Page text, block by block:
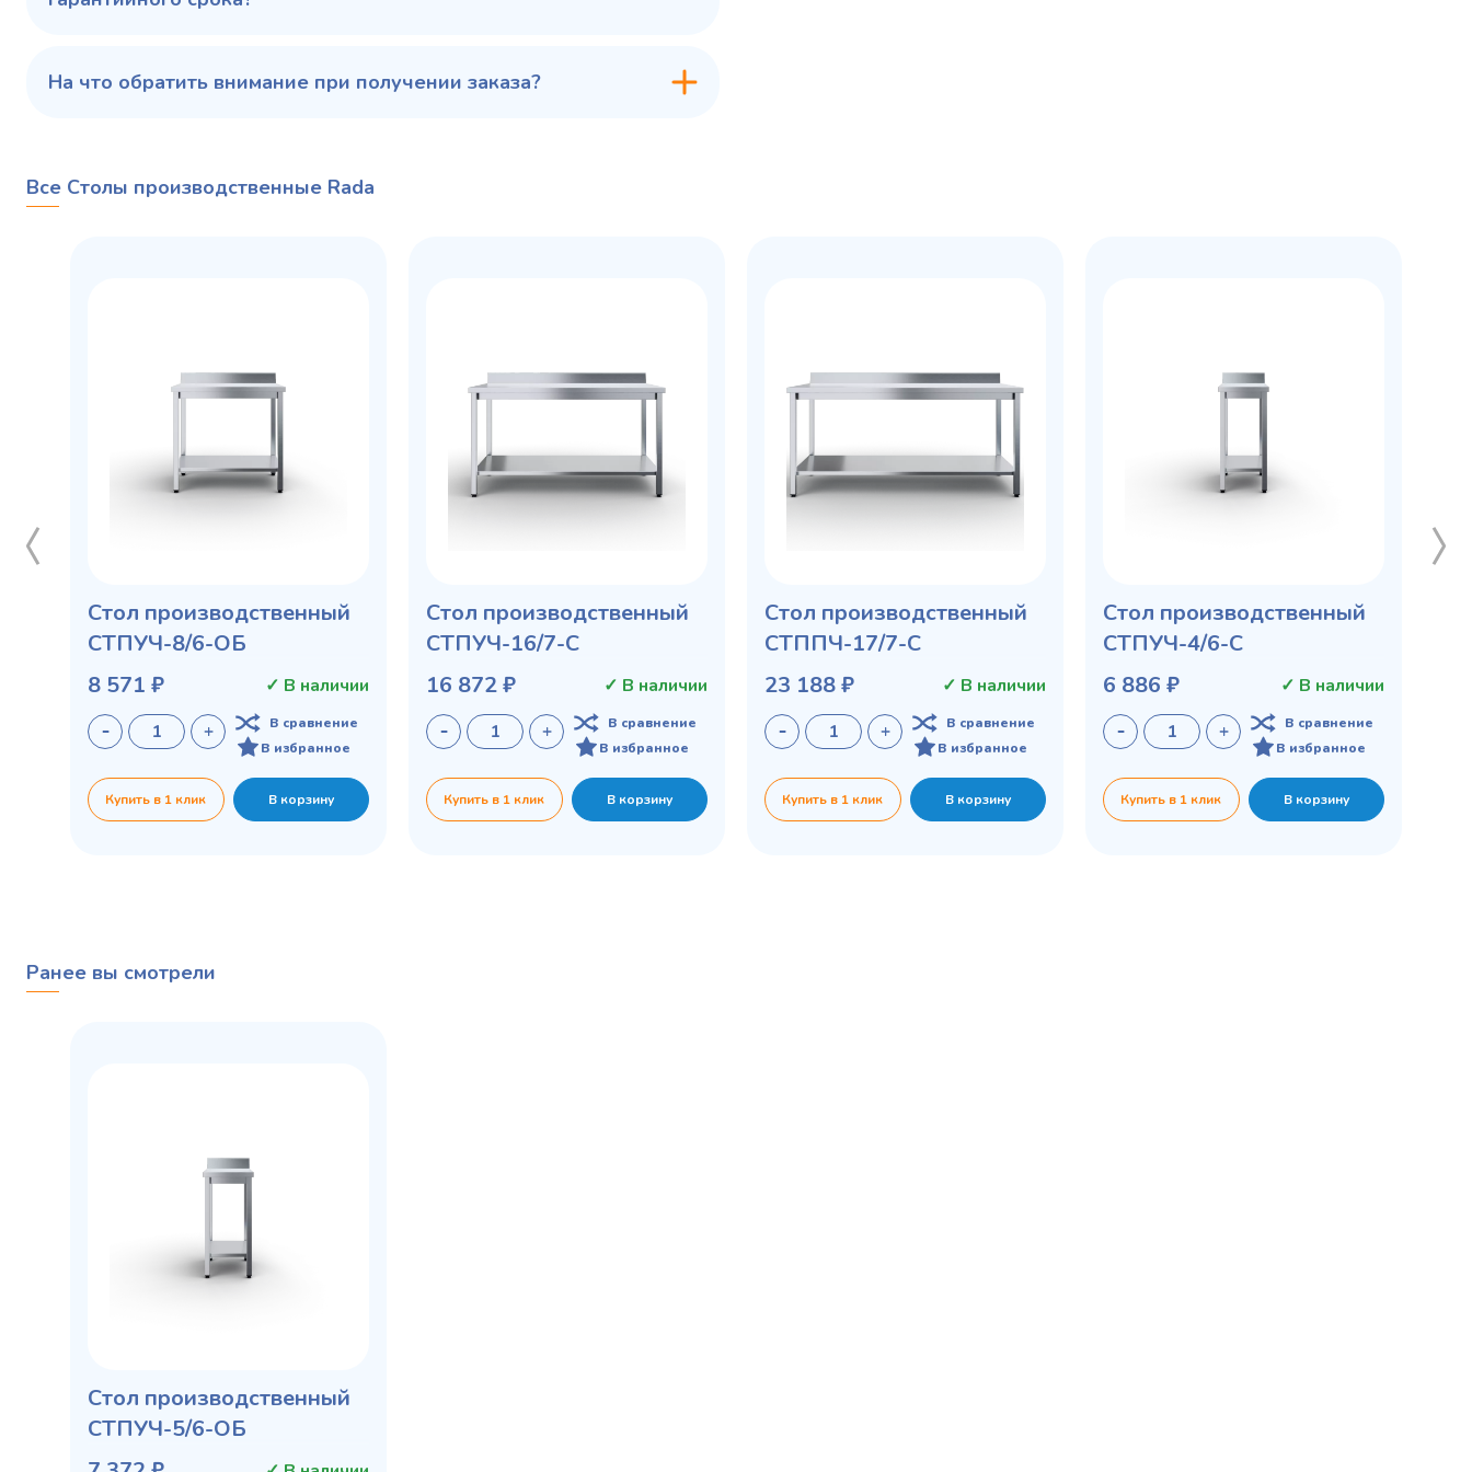
На что обратить внимание при получении заказа?
Все Столы производственные Rada
Стол производственный
СТПУЧ-8/6-ОБ
8 571 ₽
✓ В наличии
В сравнение
В избранное
Купить в 1 клик В корзину
Стол производственный
СТПУЧ-16/7-С
16 872 ₽
✓ В наличии
В сравнение
В избранное
Купить в 1 клик В корзину
Стол производственный
СТППЧ-17/7-С
23 188 ₽
✓ В наличии
В сравнение
В избранное
Купить в 1 клик В корзину
Стол производственный
СТПУЧ-4/6-С
6 886 ₽
✓ В наличии
В сравнение
В избранное
Купить в 1 клик В корзину
Ранее вы смотрели
Стол производственный
СТПУЧ-5/6-ОБ